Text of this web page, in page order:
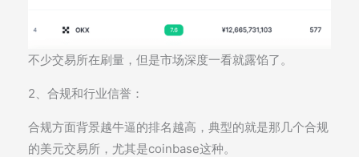
不少交易所在刷量，但是市场深度一看就露馅了。
2、合规和行业信誉：
合规方面背景越牛逼的排名越高，典型的就是那几个合规
的美元交易所，尤其是coinbase这种。